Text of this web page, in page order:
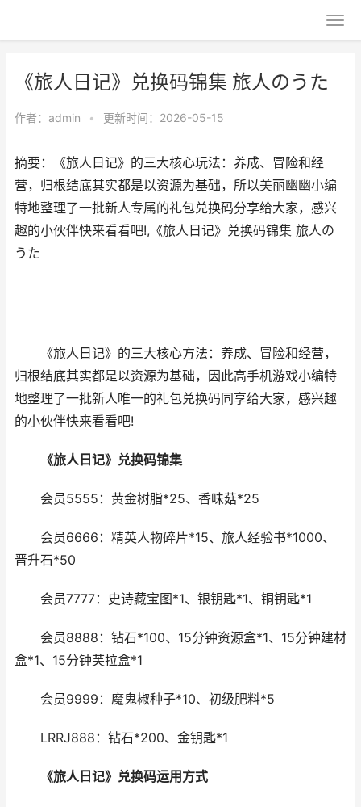
《旅人日记》兑换码锦集 旅人のうた
作者： admin • 更新时间：2026-05-15
摘要：《旅人日记》的三大核心玩法：养成、冒险和经
营，归根结底其实都是以资源为基础，所以美丽幽幽小编
特地整理了一批新人专属的礼包兑换码分享给大家，感兴
趣的小伙伴快来看看吧!,《旅人日记》兑换码锦集 旅人の
うた
《旅人日记》的三大核心方法：养成、冒险和经营，
归根结底其实都是以资源为基础，因此高手机游戏小编特
地整理了一批新人唯一的礼包兑换码同享给大家，感兴趣
的小伙伴快来看看吧!
《旅人日记》兑换码锦集
会员5555：黄金树脂*25、香味菇*25
会员6666：精英人物碎片*15、旅人经验书*1000、
晋升石*50
会员7777：史诗藏宝图*1、银钥匙*1、铜钥匙*1
会员8888：钻石*100、15分钟资源盒*1、15分钟建材
盒*1、15分钟芙拉盒*1
会员9999：魔鬼椒种子*10、初级肥料*5
LRRJ888：钻石*200、金钥匙*1
《旅人日记》兑换码运用方式